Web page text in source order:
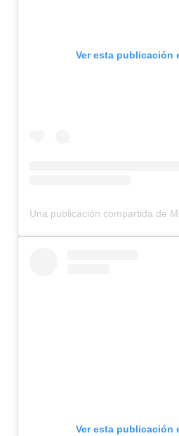
Ver esta publicación
Ver esta publicación